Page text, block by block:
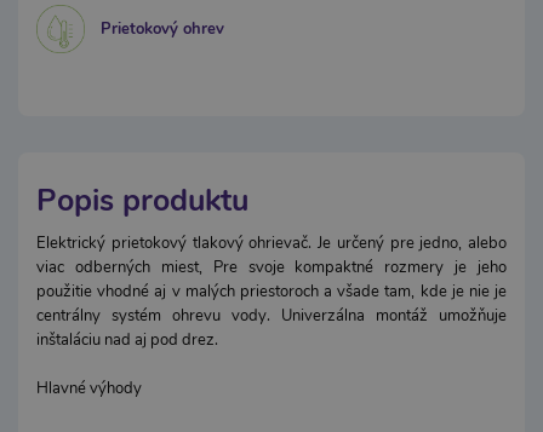
Prietokový ohrev
Popis produktu
Elektrický prietokový tlakový ohrievač. Je určený pre jedno, alebo
viac odberných miest, Pre svoje kompaktné rozmery je jeho
použitie vhodné aj v malých priestoroch a všade tam, kde je nie je
centrálny systém ohrevu vody. Univerzálna montáž umožňuje
inštaláciu nad aj pod drez.
Hlavné výhody